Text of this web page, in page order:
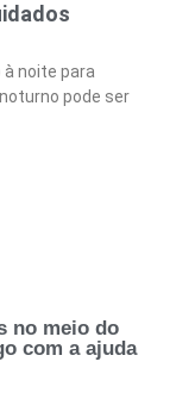
noite para
pode ser
no meio do
com a ajuda